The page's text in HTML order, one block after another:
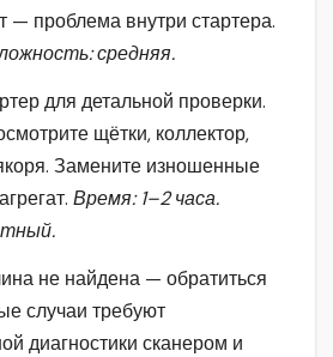
— проблема внутри стартера.
средняя.
для детальной проверки.
щётки, коллектор,
Замените изношенные
Время: 1–2 часа.
не найдена — обратиться
случаи требуют
диагностики сканером и